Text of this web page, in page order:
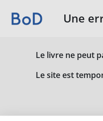
Une
Le livre ne peut
Le site est